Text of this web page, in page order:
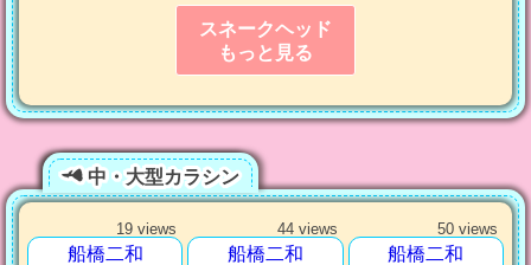
スネークヘッド
もっと見る
中・大型カラシン
19 views
船橋二和
44 views
船橋二和
50 views
船橋二和